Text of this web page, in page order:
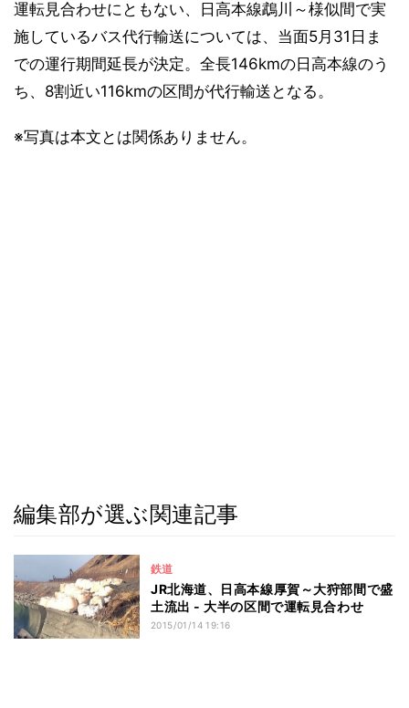
運転見合わせにともない、日高本線鵡川～様似間で実
施しているバス代行輸送については、当面5月31日ま
での運行期間延長が決定。全長146kmの日高本線のう
ち、8割近い116kmの区間が代行輸送となる。
※写真は本文とは関係ありません。
編集部が選ぶ関連記事
鉄道
JR北海道、日高本線厚賀～大狩部間で盛
土流出 - 大半の区間で運転見合わせ
2015/01/14 19:16